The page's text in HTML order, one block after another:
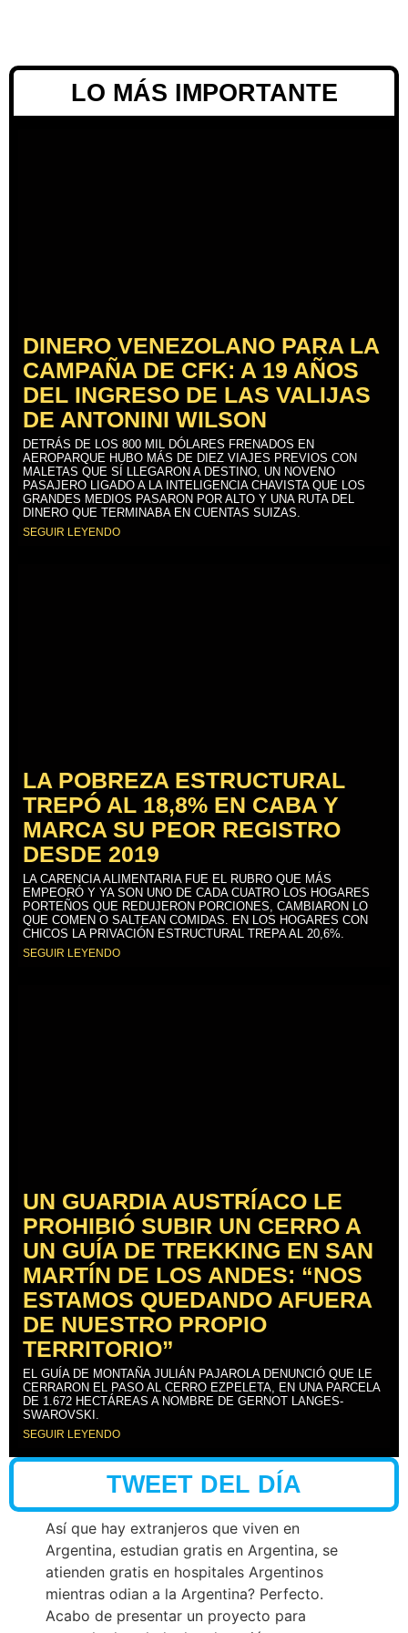
LO MÁS IMPORTANTE
DINERO VENEZOLANO PARA LA
CAMPAÑA DE CFK: A 19 AÑOS
DEL INGRESO DE LAS VALIJAS
DE ANTONINI WILSON
DETRÁS DE LOS 800 MIL DÓLARES FRENADOS EN
AEROPARQUE HUBO MÁS DE DIEZ VIAJES PREVIOS CON
MALETAS QUE SÍ LLEGARON A DESTINO, UN NOVENO
PASAJERO LIGADO A LA INTELIGENCIA CHAVISTA QUE LOS
GRANDES MEDIOS PASARON POR ALTO Y UNA RUTA DEL
DINERO QUE TERMINABA EN CUENTAS SUIZAS.
SEGUIR LEYENDO
LA POBREZA ESTRUCTURAL
TREPÓ AL 18,8% EN CABA Y
MARCA SU PEOR REGISTRO
DESDE 2019
LA CARENCIA ALIMENTARIA FUE EL RUBRO QUE MÁS
EMPEORÓ Y YA SON UNO DE CADA CUATRO LOS HOGARES
PORTEÑOS QUE REDUJERON PORCIONES, CAMBIARON LO
QUE COMEN O SALTEAN COMIDAS. EN LOS HOGARES CON
CHICOS LA PRIVACIÓN ESTRUCTURAL TREPA AL 20,6%.
SEGUIR LEYENDO
UN GUARDIA AUSTRÍACO LE
PROHIBIÓ SUBIR UN CERRO A
UN GUÍA DE TREKKING EN SAN
MARTÍN DE LOS ANDES: “NOS
ESTAMOS QUEDANDO AFUERA
DE NUESTRO PROPIO
TERRITORIO”
EL GUÍA DE MONTAÑA JULIÁN PAJAROLA DENUNCIÓ QUE LE
CERRARON EL PASO AL CERRO EZPELETA, EN UNA PARCELA
DE 1.672 HECTÁREAS A NOMBRE DE GERNOT LANGES-
SWAROVSKI.
SEGUIR LEYENDO
TWEET DEL DÍA
Así que hay extranjeros que viven en
Argentina, estudian gratis en Argentina, se
atienden gratis en hospitales Argentinos
mientras odian a la Argentina? Perfecto.
Acabo de presentar un proyecto para